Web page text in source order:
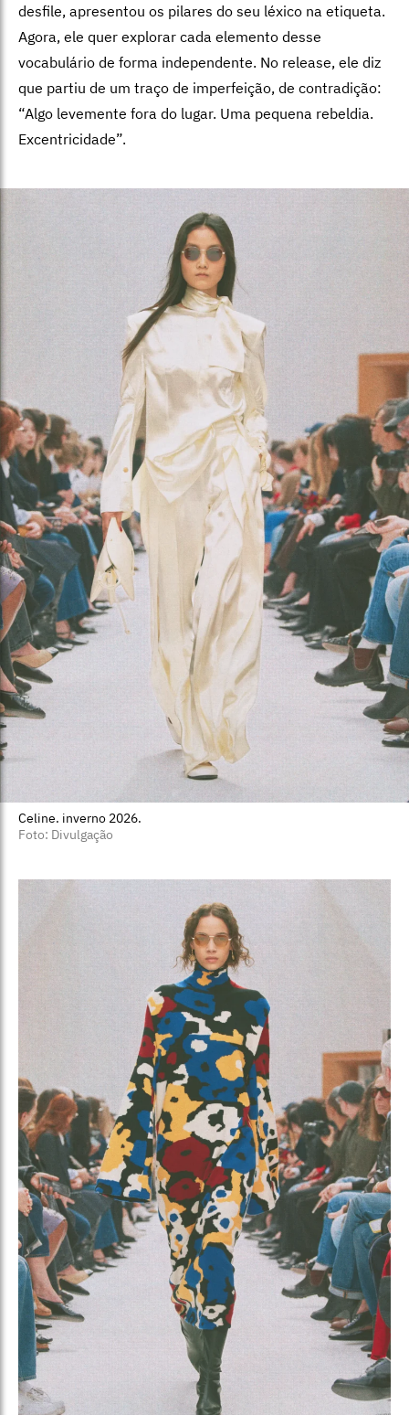
desfile, apresentou os pilares do seu léxico na etiqueta.
Agora, ele quer explorar cada elemento desse
vocabulário de forma independente. No release, ele diz
que partiu de um traço de imperfeição, de contradição:
“Algo levemente fora do lugar. Uma pequena rebeldia.
Excentricidade”.
Celine. inverno 2026.
Foto: Divulgação